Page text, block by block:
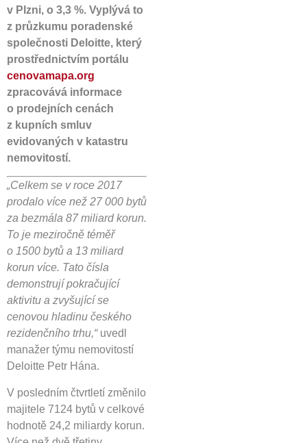
v Plzni, o 3,3 %. Vyplývá to
z průzkumu poradenské
společnosti Deloitte, který
prostřednictvím portálu
cenovamapa.org
zpracovává informace
o prodejních cenách
z kupních smluv
evidovaných v katastru
nemovitostí.
„Celkem se v roce 2017
prodalo více než 27 000 bytů
za bezmála 87 miliard korun.
To je meziročně téměř
o 1500 bytů a 13 miliard
korun více. Tato čísla
demonstrují pokračující
aktivitu a zvyšující se
cenovou hladinu českého
rezidenčního trhu,“uvedl
manažer týmu nemovitostí
Deloitte Petr Hána.
V posledním čtvrtletí změnilo
majitele 7124 bytů v celkové
hodnotě 24,2 miliardy korun.